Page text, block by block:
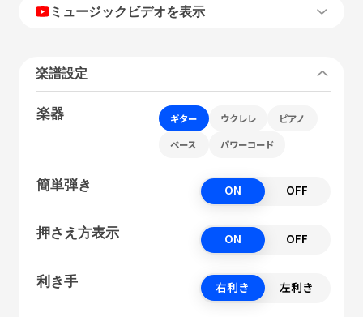
ミュージックビデオを表示
楽譜設定
楽器 ギター ウクレレ ピアノ
ベース パワーコード
簡単弾き ON OFF
押さえ方表示 ON OFF
利き手 右利き 左利き